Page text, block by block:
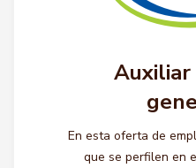
Auxiliar
En esta oferta de
que se perfilen en